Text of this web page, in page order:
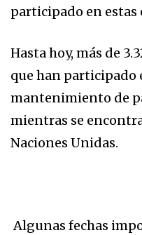
participado en estas
Hasta hoy, más de
que han participado
mantenimiento de
mientras se
Naciones Unidas.
Algunas fechas